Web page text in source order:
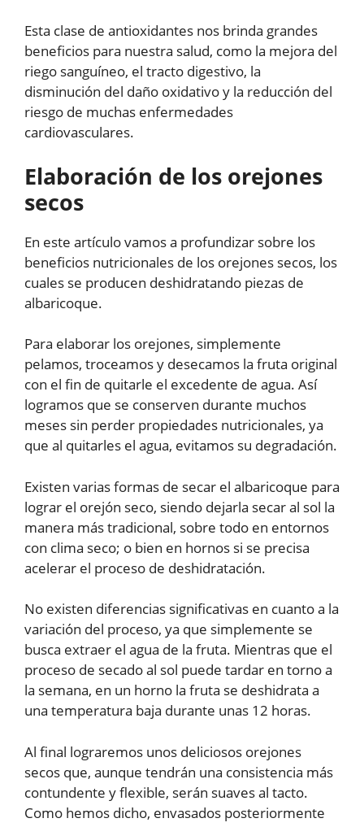
Esta clase de antioxidantes nos brinda grandes
beneficios para nuestra salud, como la mejora del
riego sanguíneo, el tracto digestivo, la
disminución del daño oxidativo y la reducción del
riesgo de muchas enfermedades
cardiovasculares.
Elaboración de los orejones
secos
En este artículo vamos a profundizar sobre los
beneficios nutricionales de los orejones secos, los
cuales se producen deshidratando piezas de
albaricoque.
Para elaborar los orejones, simplemente
pelamos, troceamos y desecamos la fruta original
con el fin de quitarle el excedente de agua. Así
logramos que se conserven durante muchos
meses sin perder propiedades nutricionales, ya
que al quitarles el agua, evitamos su degradación.
Existen varias formas de secar el albaricoque para
lograr el orejón seco, siendo dejarla secar al sol la
manera más tradicional, sobre todo en entornos
con clima seco; o bien en hornos si se precisa
acelerar el proceso de deshidratación.
No existen diferencias significativas en cuanto a la
variación del proceso, ya que simplemente se
busca extraer el agua de la fruta. Mientras que el
proceso de secado al sol puede tardar en torno a
la semana, en un horno la fruta se deshidrata a
una temperatura baja durante unas 12 horas.
Al final lograremos unos deliciosos orejones
secos que, aunque tendrán una consistencia más
contundente y flexible, serán suaves al tacto.
Como hemos dicho, envasados posteriormente